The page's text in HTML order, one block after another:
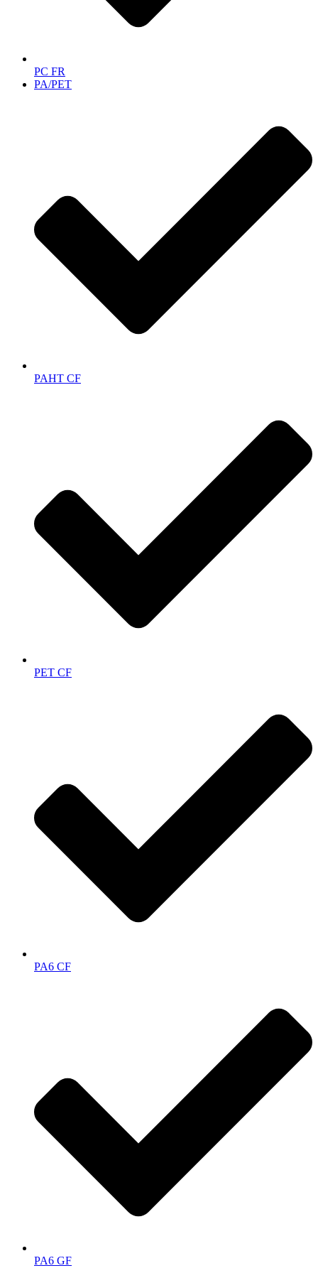
PC FR
PA/PET
PAHT CF
PET CF
PA6 CF
PA6 GF